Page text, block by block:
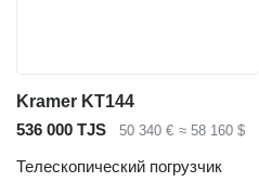
Kramer KT144
536 000 TJS
50 340 € ≈ 58 160 $
Телескопический погрузчик